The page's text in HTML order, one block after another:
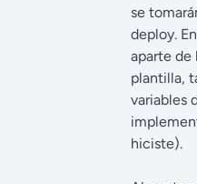
se
deploy.
aparte de
plantilla,
variables
hiciste).